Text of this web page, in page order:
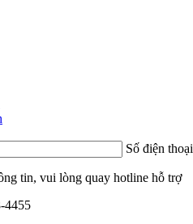
Số điện thoại
tin, vui lòng quay hotline hỗ trợ
4455